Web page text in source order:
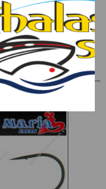
HEADS / JIG HEADS /
MARIA